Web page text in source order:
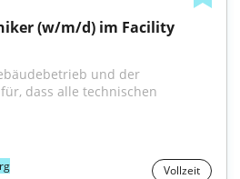
(w/m/d) im Facility
dass alle technischen
Vollzeit